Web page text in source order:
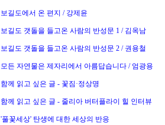
보길도에서 온 편지 / 강제윤
보길도 갯돌을 들고온 사람의 반성문 1 / 김옥남
보길도 갯돌을 들고온 사람의 반성문 2 / 권용철
모든 자연물은 제자리에서 아름답습니다 / 엄광용
함께 읽고 싶은 글 - 꽃짐·정상명
함께 읽고 싶은 글 - 줄리아 버터플라이 힐 인터뷰
'풀꽃세상' 탄생에 대한 세상의 반응